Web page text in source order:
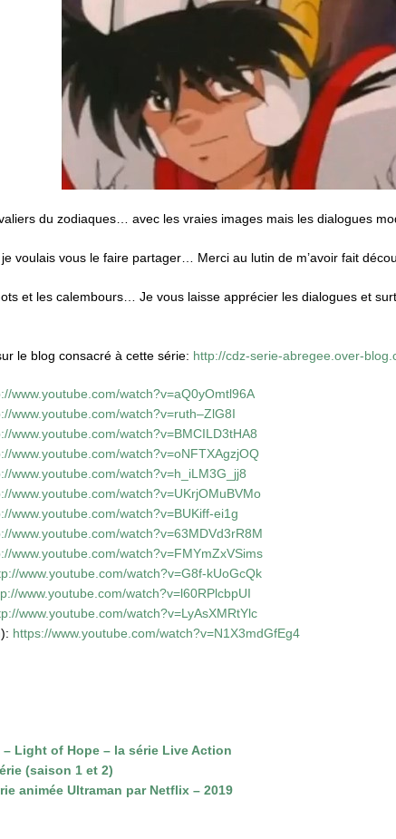
du zodiaques… avec les vraies images mais les dialogues
voulais vous le faire partager… Merci au lutin de m’avoir fait
et les calembours… Je vous laisse apprécier les dialogues et
le blog consacré à cette série: http://cdz-serie-abregee.over-
www.youtube.com/watch?v=aQ0yOmtl96A
www.youtube.com/watch?v=ruth–ZlG8I
www.youtube.com/watch?v=BMCILD3tHA8
www.youtube.com/watch?v=oNFTXAgzjOQ
www.youtube.com/watch?v=h_iLM3G_jj8
www.youtube.com/watch?v=UKrjOMuBVMo
www.youtube.com/watch?v=BUKiff-ei1g
www.youtube.com/watch?v=63MDVd3rR8M
www.youtube.com/watch?v=FMYmZxVSims
www.youtube.com/watch?v=G8f-kUoGcQk
www.youtube.com/watch?v=l60RPlcbpUI
www.youtube.com/watch?v=LyAsXMRtYlc
https://www.youtube.com/watch?v=N1X3mdGfEg4
– Light of Hope – la série Live Action
(saison 1 et 2)
animée Ultraman par Netflix – 2019